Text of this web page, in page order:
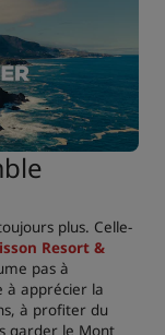
plus. Celle-
Resort &
pas à
à apprécier la
à profiter du
garder le Mont